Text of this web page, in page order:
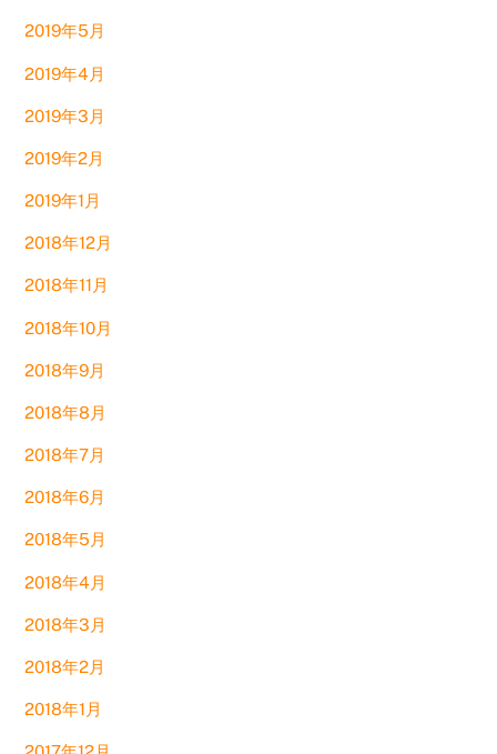
2019年5月
2019年4月
2019年3月
2019年2月
2019年1月
2018年12月
2018年11月
2018年10月
2018年9月
2018年8月
2018年7月
2018年6月
2018年5月
2018年4月
2018年3月
2018年2月
2018年1月